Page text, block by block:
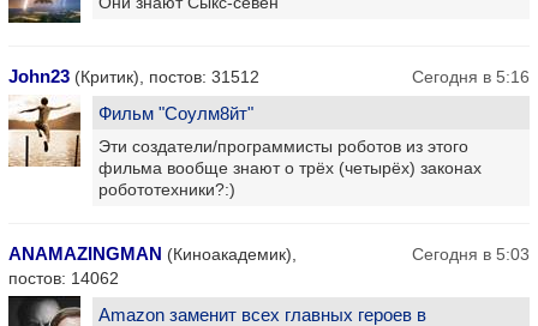
John23 (Критик), постов: 31512 Сегодня в 5:16
Фильм "Соулм8йт"
Эти создатели/программисты роботов из этого
фильма вообще знают о трёх (четырёх) законах
робототехники?:)
ANAMAZINGMAN (Киноакадемик),
постов: 14062
Сегодня в 5:03
Amazon заменит всех главных героев в